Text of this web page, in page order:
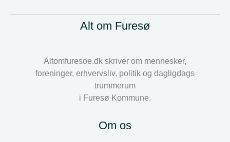
Alt om Furesø
Altomfuresoe.dk skriver om mennesker,
foreninger, erhvervsliv, politik og dagligdags
trummerum
i Furesø Kommune.
Om os